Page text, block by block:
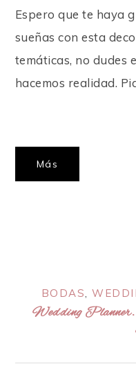
Espero que te haya
sueñas con esta
temáticas, no dudes
hacemos realidad.
Más
BODAS ,
Wedding Planner.